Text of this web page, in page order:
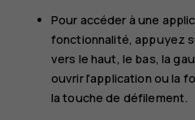
Pour accéder à une
fonctionnalité, appuyez
vers le haut, le bas, la
ouvrir l'application ou la
la touche de défilement.